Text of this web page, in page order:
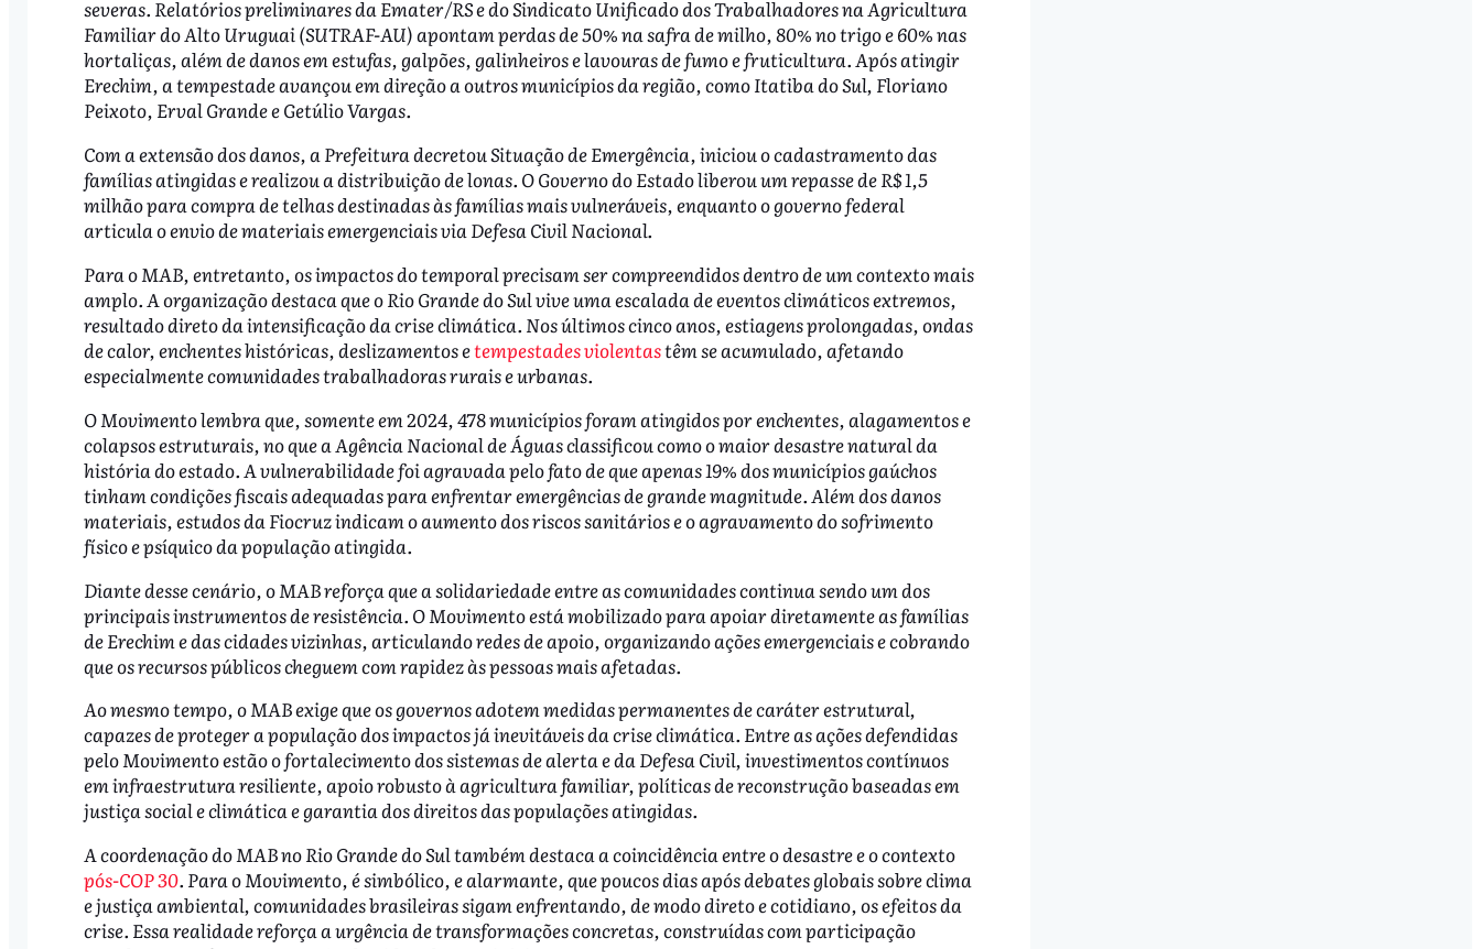
severas. Relatórios preliminares da Emater/RS e do Sindicato Unificado dos Trabalhadores na Agricultura
Familiar do Alto Uruguai (SUTRAF-AU) apontam perdas de 50% na safra de milho, 80% no trigo e 60% nas
hortaliças, além de danos em estufas, galpões, galinheiros e lavouras de fumo e fruticultura. Após atingir
Erechim, a tempestade avançou em direção a outros municípios da região, como Itatiba do Sul, Floriano
Peixoto, Erval Grande e Getúlio Vargas.
Com a extensão dos danos, a Prefeitura decretou Situação de Emergência, iniciou o cadastramento das
famílias atingidas e realizou a distribuição de lonas. O Governo do Estado liberou um repasse de R$ 1,5
milhão para compra de telhas destinadas às famílias mais vulneráveis, enquanto o governo federal
articula o envio de materiais emergenciais via Defesa Civil Nacional.
Para o MAB, entretanto, os impactos do temporal precisam ser compreendidos dentro de um contexto mais
amplo. A organização destaca que o Rio Grande do Sul vive uma escalada de eventos climáticos extremos,
resultado direto da intensificação da crise climática. Nos últimos cinco anos, estiagens prolongadas, ondas
de calor, enchentes históricas, deslizamentos etempestades violentastêm se acumulado, afetando
especialmente comunidades trabalhadoras rurais e urbanas.
O Movimento lembra que, somente em 2024, 478 municípios foram atingidos por enchentes, alagamentos e
colapsos estruturais, no que a Agência Nacional de Águas classificou como o maior desastre natural da
história do estado. A vulnerabilidade foi agravada pelo fato de que apenas 19% dos municípios gaúchos
tinham condições fiscais adequadas para enfrentar emergências de grande magnitude. Além dos danos
materiais, estudos da Fiocruz indicam o aumento dos riscos sanitários e o agravamento do sofrimento
físico e psíquico da população atingida.
Diante desse cenário, o MAB reforça que a solidariedade entre as comunidades continua sendo um dos
principais instrumentos de resistência. O Movimento está mobilizado para apoiar diretamente as famílias
de Erechim e das cidades vizinhas, articulando redes de apoio, organizando ações emergenciais e cobrando
que os recursos públicos cheguem com rapidez às pessoas mais afetadas.
Ao mesmo tempo, o MAB exige que os governos adotem medidas permanentes de caráter estrutural,
capazes de proteger a população dos impactos já inevitáveis da crise climática. Entre as ações defendidas
pelo Movimento estão o fortalecimento dos sistemas de alerta e da Defesa Civil, investimentos contínuos
em infraestrutura resiliente, apoio robusto à agricultura familiar, políticas de reconstrução baseadas em
justiça social e climática e garantia dos direitos das populações atingidas.
A coordenação do MAB no Rio Grande do Sul também destaca a coincidência entre o desastre e o contexto
pós-COP 30. Para o Movimento, é simbólico, e alarmante, que poucos dias após debates globais sobre clima
e justiça ambiental, comunidades brasileiras sigam enfrentando, de modo direto e cotidiano, os efeitos da
crise. Essa realidade reforça a urgência de transformações concretas, construídas com participação